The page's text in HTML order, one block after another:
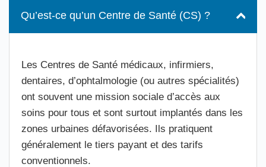
Qu’est-ce qu’un Centre de Santé (CS) ?
Les Centres de Santé médicaux, infirmiers,
dentaires, d’ophtalmologie (ou autres spécialités)
ont souvent une mission sociale d’accès aux
soins pour tous et sont surtout implantés dans les
zones urbaines défavorisées. Ils pratiquent
généralement le tiers payant et des tarifs
conventionnels.